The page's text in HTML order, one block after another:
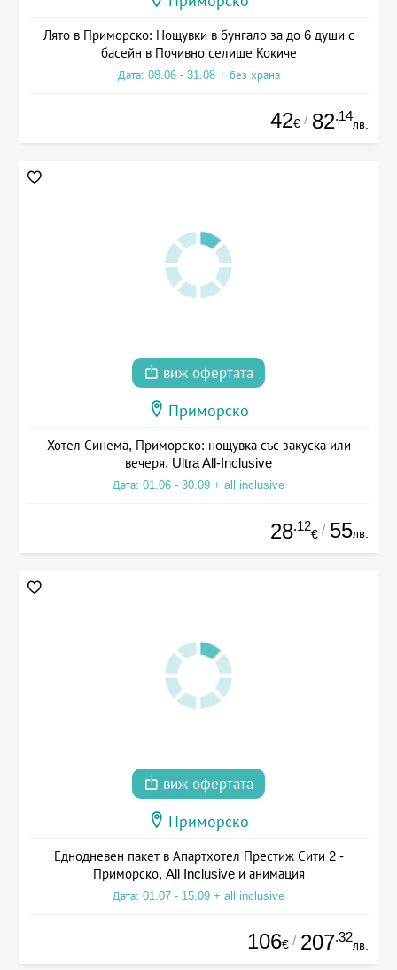
Лято в Приморско: Нощувки в бунгало за до 6 души с
басейн в Почивно селище Кокиче
Дата: 08.06 - 31.08 + без храна
42€ / 82.14
лв.
виж офертата
Приморско
Хотел Синема, Приморско: нощувка със закуска или
вечеря, Ultra All-Inclusive
Дата: 01.06 - 30.09 + all inclusive
28.12
€ / 55лв.
виж офертата
Приморско
Еднодневен пакет в Апартхотел Престиж Сити 2 -
Приморско, All Inclusive и анимация
Дата: 01.07 - 15.09 + all inclusive
106€ / 207.32
лв.